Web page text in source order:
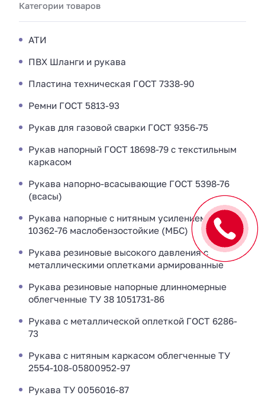
Категории товаров
АТИ
ПВХ Шланги и рукава
Пластина техническая ГОСТ 7338-90
Ремни ГОСТ 5813-93
Рукав для газовой сварки ГОСТ 9356-75
Рукав напорный ГОСТ 18698-79 с текстильным
каркасом
Рукава напорно-всасывающие ГОСТ 5398-76
(всасы)
Рукава напорные с нитяным усилением ГОСТ
10362-76 маслобензостойкие (МБС)
Рукава резиновые высокого давления с
металлическими оплетками армированные
Рукава резиновые напорные длинномерные
облегченные ТУ 38 1051731-86
Рукава с металлической оплеткой ГОСТ 6286-
73
Рукава с нитяным каркасом облегченные ТУ
2554-108-05800952-97
Рукава ТУ 0056016-87